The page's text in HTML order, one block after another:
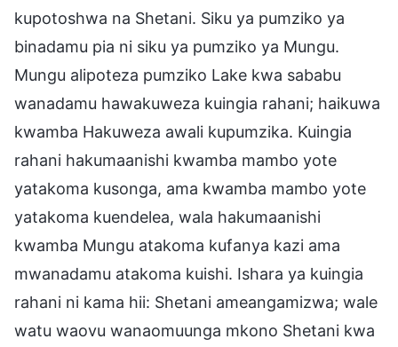
kupotoshwa na Shetani. Siku ya pumziko ya
binadamu pia ni siku ya pumziko ya Mungu.
Mungu alipoteza pumziko Lake kwa sababu
wanadamu hawakuweza kuingia rahani; haikuwa
kwamba Hakuweza awali kupumzika. Kuingia
rahani hakumaanishi kwamba mambo yote
yatakoma kusonga, ama kwamba mambo yote
yatakoma kuendelea, wala hakumaanishi
kwamba Mungu atakoma kufanya kazi ama
mwanadamu atakoma kuishi. Ishara ya kuingia
rahani ni kama hii: Shetani ameangamizwa; wale
watu waovu wanaomuunga mkono Shetani kwa